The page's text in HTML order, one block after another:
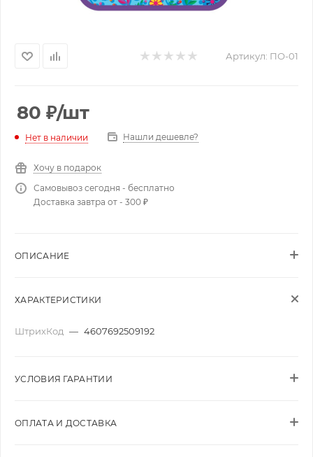
Артикул: ПО-01
80 ₽/шт
Нет в наличии Нашли дешевле?
Хочу в подарок
Самовывоз сегодня - бесплатно
Доставка завтра от - 300 ₽
ОПИСАНИЕ
ХАРАКТЕРИСТИКИ
ШтрихКод — 4607692509192
УСЛОВИЯ ГАРАНТИИ
ОПЛАТА И ДОСТАВКА